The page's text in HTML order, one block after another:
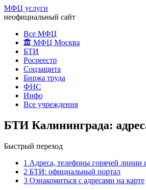
МФЦ услуги
неофициальный сайт
Все МФЦ
МФЦ Москва
БТИ
Росреестр
Соцзащита
Биржа труда
ФНС
Инфо
Все учреждения
БТИ Калининграда:
Быстрый переход
1 Адреса, телефоны горячей
2 БТИ: официальный портал
3 Ознакомиться с адресами на карте